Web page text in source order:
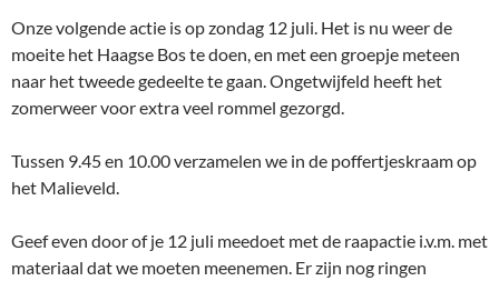
Onze volgende actie is op zondag 12 juli. Het is nu weer de
moeite het Haagse Bos te doen, en met een groepje meteen
naar het tweede gedeelte te gaan. Ongetwijfeld heeft het
zomerweer voor extra veel rommel gezorgd.
Tussen 9.45 en 10.00 verzamelen we in de poffertjeskraam op
het Malieveld.
Geef even door of je 12 juli meedoet met de raapactie i.v.m. met
materiaal dat we moeten meenemen. Er zijn nog ringen